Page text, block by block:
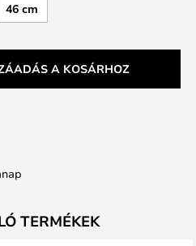
46 cm
A KOSÁRHOZ
TERMÉKEK